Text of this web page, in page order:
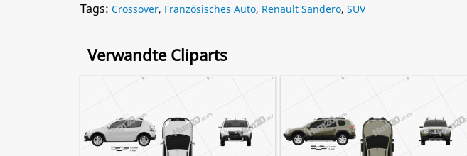
Tags: Crossover, Französisches Auto, Renault Sandero, SUV
Verwandte Cliparts